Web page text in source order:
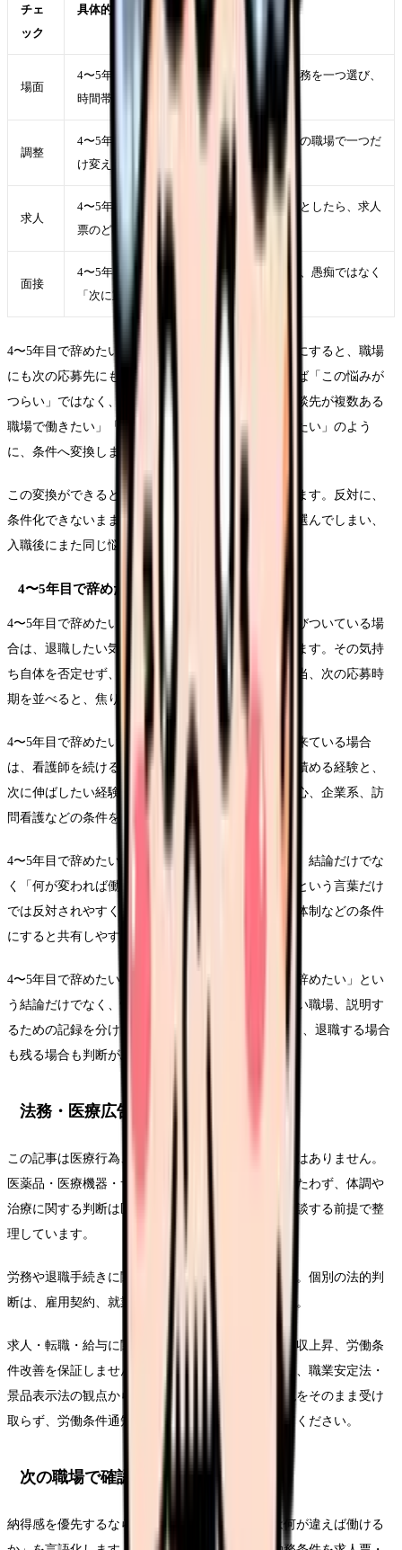
チェ
ック
具体的に見ること
場面
4〜5年目で辞めたいが強くなった直近の勤務を一つ選び、
時間帯、相手、業務、体調を具体的に書く
調整
4〜5年目で辞めたいを軽くするために、今の職場で一つだ
け変えられる条件を決める
求人
4〜5年目で辞めたいが次の職場でも起きるとしたら、求人
票のどの項目に表れるかを考える
面接
4〜5年目で辞めたいを面接で説明するなら、愚痴ではなく
「次に重視したい条件」に言い換える
4〜5年目で辞めたいという言葉をそのまま退職理由にすると、職場
にも次の応募先にも伝わりにくくなります。たとえば「この悩みが
つらい」ではなく、「夜勤回数を減らしたい」「相談先が複数ある
職場で働きたい」「教育の段階が明確な環境を選びたい」のよう
に、条件へ変換します。
この変換ができると、求人を見る時の精度が上がります。反対に、
条件化できないまま応募すると、給与や通勤だけで選んでしまい、
入職後にまた同じ悩みが再燃することがあります。
4〜5年目で辞めたいで起きやすい具体ケース
4〜5年目で辞めたいという悩みが給与や生活費と結びついている場
合は、退職したい気持ちとお金の不安を別々に書きます。その気持
ち自体を否定せず、固定費、賞与、残業代、夜勤手当、次の応募時
期を並べると、焦りだけで動きにくくなります。
4〜5年目で辞めたいという悩みがキャリア不安から来ている場合
は、看護師を続けるかどうかより先に、今の職場で積める経験と、
次に伸ばしたい経験を分けます。病棟以外、日勤中心、企業系、訪
問看護などの条件を比較します。
4〜5年目で辞めたいについて家族や同僚に話す時は、結論だけでな
く「何が変われば働けるか」を添えます。辞めたいという言葉だけ
では反対されやすくても、夜勤、残業、教育、相談体制などの条件
にすると共有しやすくなります。
4〜5年目で辞めたいについて考える時は、「今すぐ辞めたい」とい
う結論だけでなく、悩みを弱める条件、繰り返さない職場、説明す
るための記録を分けてください。この3つがそろうと、退職する場合
も残る場合も判断がぶれにくくなります。
法務・医療広告・求人広告上の注意
この記事は医療行為、診断、治療効果を示すものではありません。
医薬品・医療機器・サプリメント等の効能効果をうたわず、体調や
治療に関する判断は医師・薬剤師などの専門職に相談する前提で整
理しています。
労務や退職手続きに関わる部分は一般的な整理です。個別の法的判
断は、雇用契約、就業規則、事実関係で変わります。
求人・転職・給与に関する内容は、内定、採用、年収上昇、労働条
件改善を保証しません。求人票や紹介文を見る時は、職業安定法・
景品表示法の観点から、断定的に有利に見える表現をそのまま受け
取らず、労働条件通知書や面接で具体的に確認してください。
次の職場で確認する条件
納得感を優先するなら、求人票を見る前に「次は何が違えば働ける